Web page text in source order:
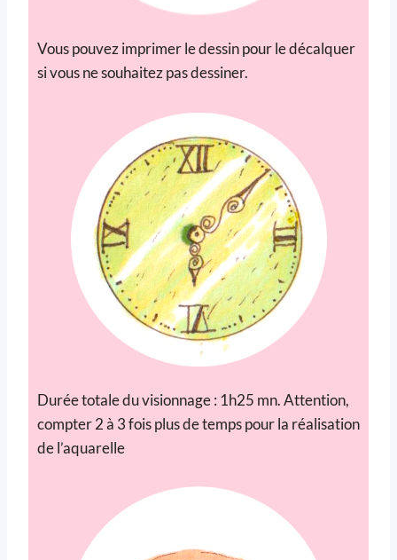
Vous pouvez imprimer le dessin pour le décalquer
si vous ne souhaitez pas dessiner.
Durée totale du visionnage : 1h25 mn. Attention,
compter 2 à 3 fois plus de temps pour la réalisation
de l’aquarelle